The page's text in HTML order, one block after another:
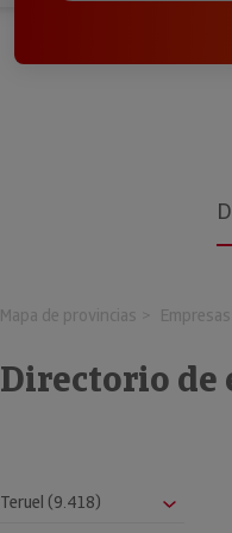
Mapa de provincias
Directorio de